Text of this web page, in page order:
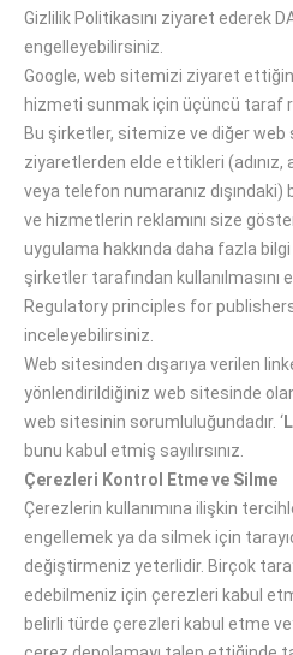
Gizlilik Politikasını ziyaret ederek
engelleyebilirsiniz.
Google, web sitemizi ziyaret
hizmeti sunmak için üçüncü taraf
Bu şirketler, sitemize ve diğer web
ziyaretlerden elde ettikleri
veya telefon numaranız
ve hizmetlerin reklamını size
uygulama hakkında daha fazla
şirketler tarafından kullanılmasını
Regulatory principles for publishers
inceleyebilirsiniz.
Web sitesinden dışarıya verilen
yönlendirildiğiniz web sitesinde
web sitesinin sorumluluğundadır. ‘
bunu kabul etmiş sayılırsınız.
Çerezleri Kontrol Etme ve Silme
Çerezlerin kullanımına ilişkin
engellemek ya da silmek için
değiştirmeniz yeterlidir. Birçok
edebilmeniz için çerezleri kabul
belirli türde çerezleri kabul etme